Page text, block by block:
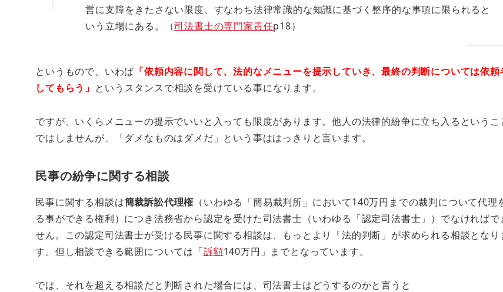
営に支障をきたさない限度、すなわち法律常識的な知識に基づく整序的な事項に限られると
いう立場にある。（司法書士の専門家責任p18）
というもので、いわば 「依頼内容に関して、法的なメニューを提示していき、最終の判断については依頼
してもらう」 というスタンスで相談を受けている事になります。
ですが、いくらメニューの提示でいいと入っても限度があります。他人の法律的紛争に立ち入るというこ
ではしませんが、「ダメなものはダメだ」という事ははっきりと言います。
民事の紛争に関する相談
民事に関する相談は簡裁訴訟代理権 （いわゆる「簡易裁判所」において140万円までの裁判について代理
る事ができる権利）につき法務省から認定を受けた司法書士（いわゆる「認定司法書士」）でなければで
せん。この認定司法書士が受ける民事に関する相談は、もっとより「法的判断」が求められる相談となり
す。但し相談できる範囲については「訴額140万円」までとなっています。
では、それを超える相談だと判断された場合には、司法書士はどうするのかと言うと